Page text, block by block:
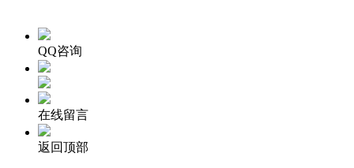
QQ咨询
在线留言
返回顶部